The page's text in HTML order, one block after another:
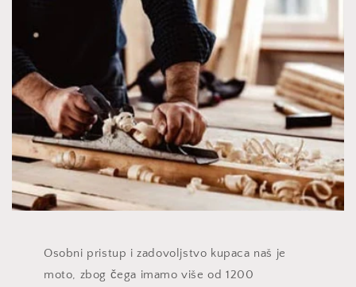
Osobni pristup i zadovoljstvo kupaca naš je
moto, zbog čega imamo više od 1200